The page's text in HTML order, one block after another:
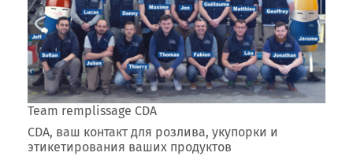
Team remplissage CDA
CDA, ваш контакт для розлива, укупорки и
этикетирования ваших продуктов